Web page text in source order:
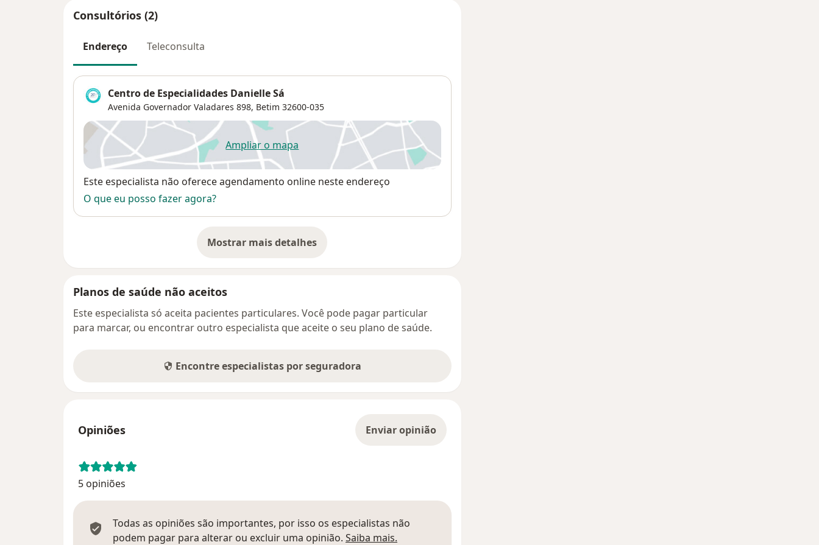
Consultórios (2)
Endereço Teleconsulta
Centro de Especialidades Danielle Sá
Avenida Governador Valadares 898, Betim 32600-035
Ampliar o mapaabre num novo separador
Disponibilidade
Este especialista não oferece agendamento online neste endereço
O que eu posso fazer agora?
Mostrar mais detalhes
sobre o endereço
Planos de saúde não aceitos
Este especialista só aceita pacientes particulares. Você pode pagar particular
para marcar, ou encontrar outro especialista que aceite o seu plano de saúde.
Encontre especialistas por seguradora
Opiniões Enviar opinião
5 opiniões
Todas as opiniões são importantes, por isso os especialistas não
podem pagar para alterar ou excluir uma opinião. Saiba mais.